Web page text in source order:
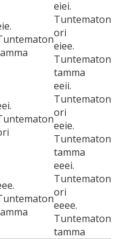
eiei.
Tuntematon
ori
eiee.
Tuntematon
tamma
eeii.
Tuntematon
ori
eeie.
Tuntematon
tamma
eeei.
Tuntematon
ori
eeee.
Tuntematon
tamma